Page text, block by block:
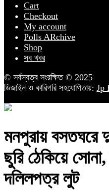
Cart
Checkout
My account
Polls ARchive
Shop
সব খবর
© সর্বস্বত্ব সংরক্ষিত © 2025
ডিজাইন ও কারিগরি সহযোগিতায়: Jp
মনপুরায় বসতঘরে
ছুরি ঠেকিয়ে
দলিলপত্র লুট